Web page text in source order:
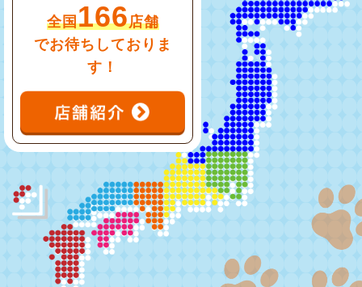
全国166店舗
でお待ちしておりま
す！